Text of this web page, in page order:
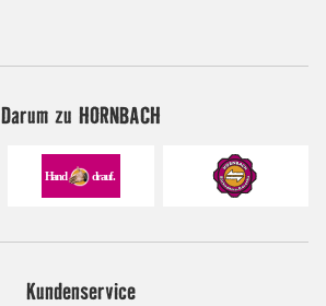
Darum zu HORNBACH
Kundenservice